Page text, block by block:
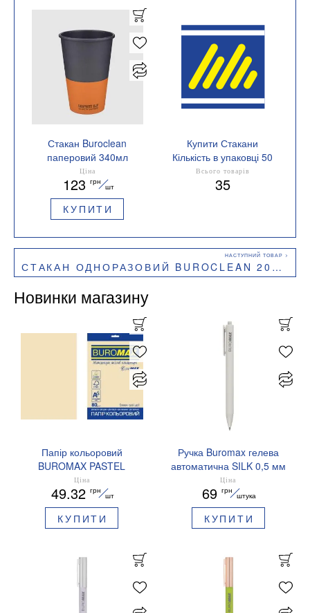
Стакан Buroclean
паперовий 340мл
GRAPHITE CUP 50штук
1080045
Ціна
123 грн
шт
КУПИТИ
Купити Стакани
Кількість в упаковці 50
шт.
Всього товарів
35
СТАКАН ОДНОРАЗОВИЙ BUROCLEAN 200 МЛ ПРОЗОРИЙ ТЕРМОСТІЙКИЙ 100ШТ
Новинки магазину
Папір кольоровий
BUROMAX PASTEL
EUROMAX 20 арк А4 80 г/
мс BM.2721220E-08
Ціна
49.32 грн
шт
КУПИТИ
Ручка Buromax гелева
автоматична SILK 0,5 мм
сині чорнила BM.83100
Ціна
69 грн
штука
КУПИТИ